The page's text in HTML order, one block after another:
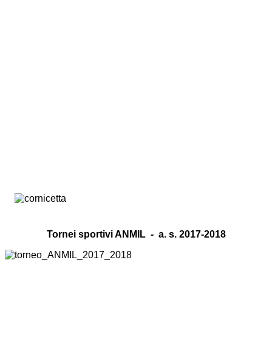
Tornei sportivi ANMIL - a. s. 2017-2018